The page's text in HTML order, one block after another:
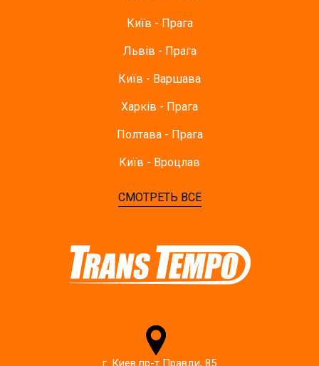
Київ - Прага
Львів - Прага
Київ - Варшава
Харків - Прага
Полтава - Прага
Київ - Вроцлав
СМОТРЕТЬ ВСЕ
г. Киев пр-т Правди, 85